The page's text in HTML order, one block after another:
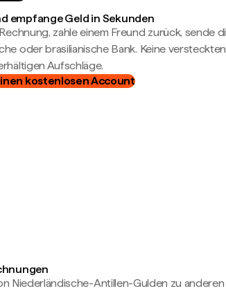
empfange Geld in Sekunden
zahle einem Freund zurück, sende
oder brasilianische Bank. Keine
Aufschläge.
kostenlosen Account
Niederländische-Antillen-Gulden zu